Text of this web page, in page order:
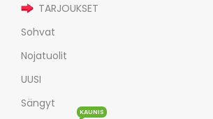
TARJOUKSET
Sohvat
Nojatuolit
UUSI
Sängyt
KAUNIS